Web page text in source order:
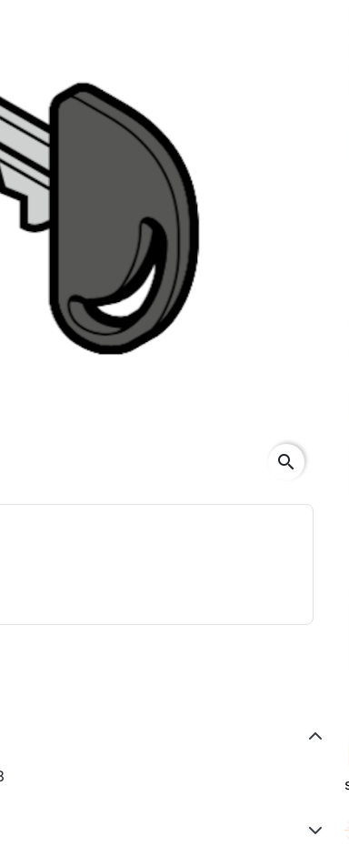
search